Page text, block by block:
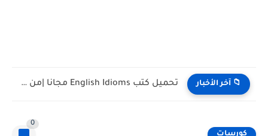
📁 آخر الأخبار تحميل كتب تدريس اللغة الإنجليزية PDF مجانا | TESOL وTEFL
كورسات
0